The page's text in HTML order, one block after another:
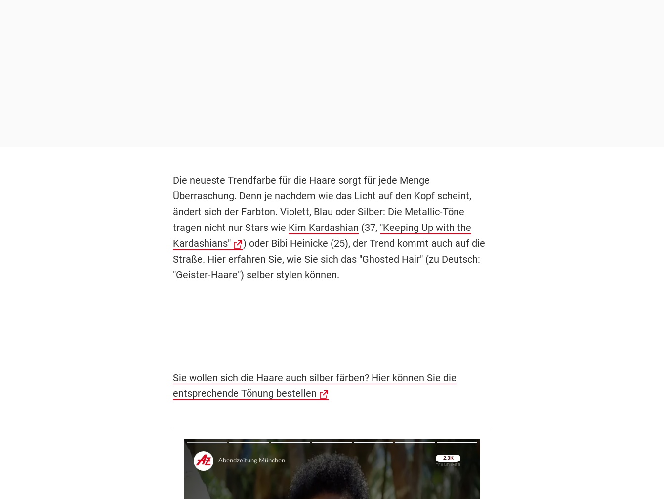
Die neueste Trendfarbe für die Haare sorgt für jede Menge
Überraschung. Denn je nachdem wie das Licht auf den Kopf scheint,
ändert sich der Farbton. Violett, Blau oder Silber: Die Metallic-Töne
tragen nicht nur Stars wie Kim Kardashian (37, "Keeping Up with the
Kardashians"
) oder Bibi Heinicke (25), der Trend kommt auch auf die
Straße. Hier erfahren Sie, wie Sie sich das "Ghosted Hair" (zu Deutsch:
"Geister-Haare") selber stylen können.
Sie wollen sich die Haare auch silber färben? Hier können Sie die
entsprechende Tönung bestellen
Überspringen